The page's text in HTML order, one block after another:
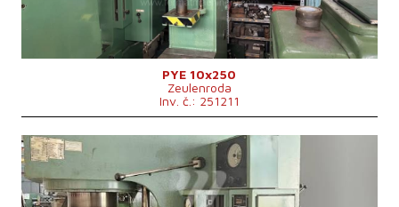
Rozměry d x š x v
1300x1000x2220 mm
Hmotnost stroje
1100 kg
ne
PYE 10x250
Zeulenroda
Inv. č.: 251211
Rok výroby:
1984
Jmenovitá tvářecí síla lisu
160 t
Rozměry pracovní plochy stolu900x630 mm
Výkon hlavního elektromotoru 17 kW